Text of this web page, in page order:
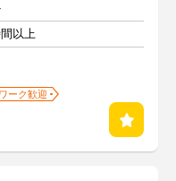
以上
ーク歓迎